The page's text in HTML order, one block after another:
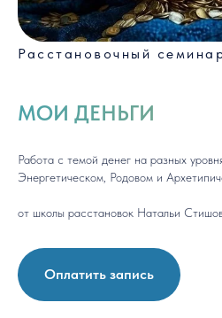
Расстановочный
МОИ ДЕНЬГИ
Работа с темой денег на разных
Энергетическом, Родовом и
от школы расстановок Натальи
Оплатить запись